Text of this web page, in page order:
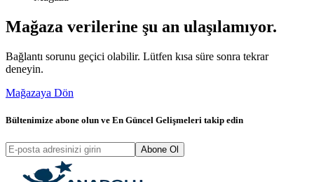
Mağaza verilerine şu an ulaşılamıyor.
Bağlantı sorunu geçici olabilir. Lütfen kısa süre sonra tekrar
deneyin.
Mağazaya Dön
Bültenimize abone olun ve En Güncel Gelişmeleri takip edin
Abone Ol